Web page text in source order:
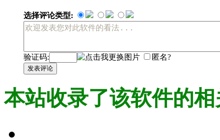
选择评论类型:
验证码: 匿名?
发表评论
本站收录了该软件的